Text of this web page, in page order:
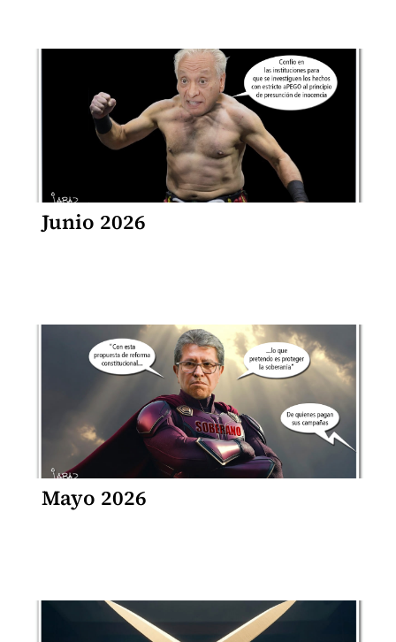
Junio 2026
Mayo 2026